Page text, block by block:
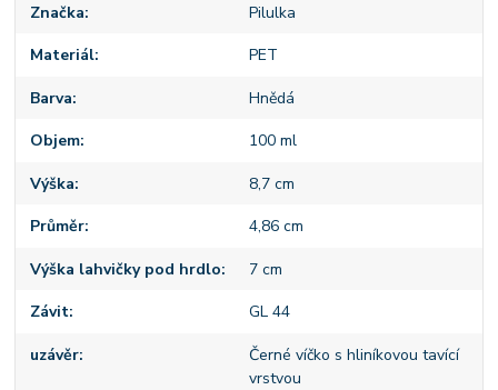
Značka Pilulka
Materiál PET
Barva Hnědá
Objem 100 ml
Výška 8,7 cm
Průměr 4,86 cm
Výška lahvičky pod hrdlo 7 cm
Závit GL 44
uzávěr
Černé víčko s hliníkovou tavící
vrstvou